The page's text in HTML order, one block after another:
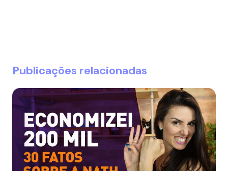
Publicações relacionadas